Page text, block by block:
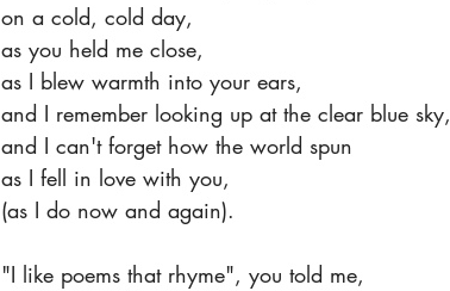
on a cold, cold day,
as you held me close,
as I blew warmth into your ears,
and I remember looking up at the clear blue sky,
and I can't forget how the world spun
as I fell in love with you,
(as I do now and again).
"I like poems that rhyme", you told me,